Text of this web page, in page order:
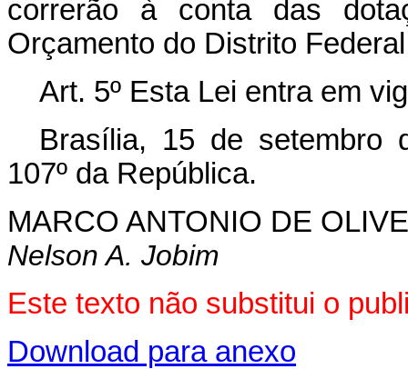
correrão à conta das
Orçamento do Distrito
Art. 5º Esta Lei entra em
Brasília, 15 de setembro
107º da República.
MARCO ANTONIO DE
Nelson A. Jobim
Este texto não substitui o
Download para anexo